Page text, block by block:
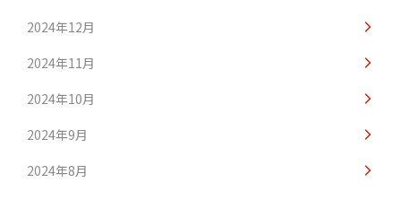
2024年12月
2024年11月
2024年10月
2024年9月
2024年8月